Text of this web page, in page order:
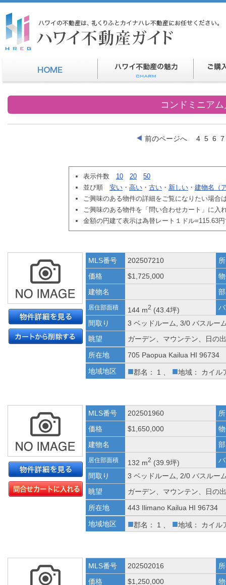
コンドミニア
前のページへ 4 5 6 7
表示件数 10 20
50
並び順 安い ・ 高い ・ 古い ・ 新しい ・ 建物名（
ご興味のある物件の詳細をご覧になりたい場合
ご興味のある物件を「問い合わせカート」に入
金額の円建て表示は為替レート１ドル=115.63
MLS番号 202507210
価格
$1,725,000
建物名
居住部面積 144 m2 (43.4坪)
間取り
3 ベッドルーム, 3/0 バスルー
眺望
ガーデン、マウンテン、日の
所在地
705 Paopua Kailua HI 96734
地域地区
■郡名： 1 、 ■地域： カイル
MLS番号 202501960
価格
$1,650,000
建物名
居住部面積 132 m2 (39.9坪)
間取り
3 ベッドルーム, 2/0 バスルー
眺望
ガーデン、マウンテン、日の
所在地
443 Ilimano Kailua HI 96734
地域地区
■郡名： 1 、 ■地域： カイル
MLS番号 202502016
価格
$1,250,000